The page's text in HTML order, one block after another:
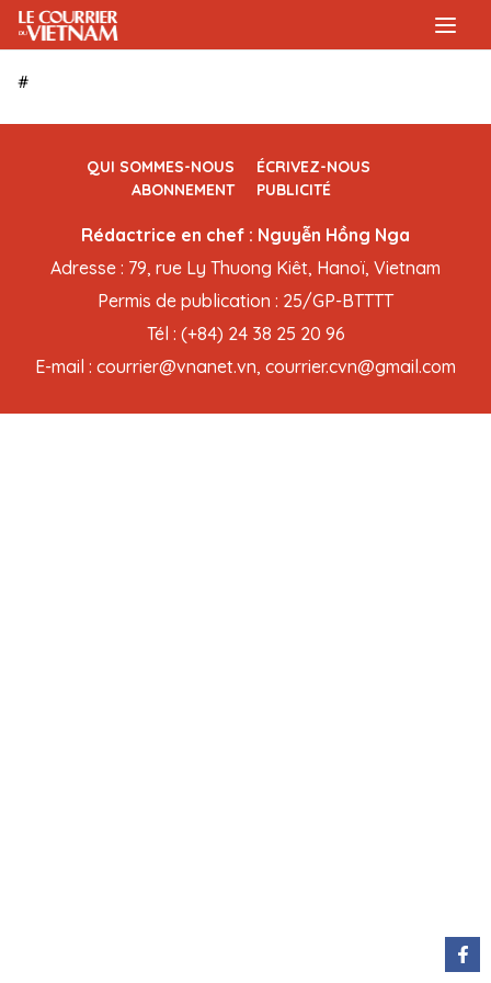
#
QUI SOMMES-NOUS
ÉCRIVEZ-NOUS
ABONNEMENT
PUBLICITÉ
Rédactrice en chef : Nguyễn Hồng Nga
Adresse : 79, rue Ly Thuong Kiêt, Hanoï, Vietnam
Permis de publication : 25/GP-BTTTT
Tél : (+84) 24 38 25 20 96
E-mail : courrier@vnanet.vn, courrier.cvn@gmail.com